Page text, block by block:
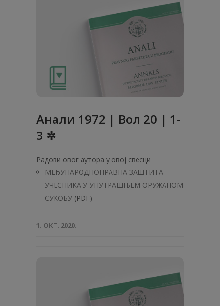
Анaли 1972 | Вол 20 | 1-
3 ✲
Радови овог аутора у овој свесци
МЕЂУНАРОДНОПРАВНА ЗАШТИТА
УЧЕСНИКА У УНУТРАШЊЕМ ОРУЖАНОМ
СУКОБУ (PDF)
1. ОКТ. 2020.